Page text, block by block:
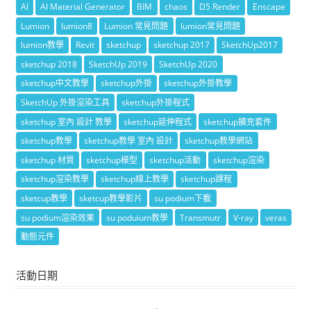
AI AI Material Generator BIM chaos D5 Render
Enscape
Lumion
lumion8 Lumion 常見問題
lumion常見問題
lumion教學
Revit sketchup sketchup 2017
SketchUp2017
sketchup 2018
SketchUp 2019
SketchUp 2020
sketchup中文教學
sketchup外掛
sketchup外掛教學
SketchUp 外掛渲染工具
sketchup外掛程式
sketchup 室內 設計 教學
sketchup延伸程式
sketchup擴充套件
sketchup教學
sketchup教學 室內 設計
sketchup教學網站
sketchup 材質
sketchup模型 sketchup活動
sketchup渲染
sketchup渲染教學
sketchup線上教學
sketchup課程
sketcup教學
sketcup教學影片
su podium下載
su podium渲染效果
su poduium教學 Transmutr V-ray
veras
動態元件
活動日期